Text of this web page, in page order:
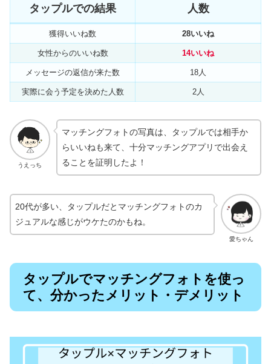
タップルでの結果 人数
獲得いいね数 28いいね
女性からのいいね数 14いいね
メッセージの返信が来た数 18人
実際に会う予定を決めた人数 2人
うえっち
マッチングフォトの写真は、タップルでは相手か
らいいねも来て、十分マッチングアプリで出会え
ることを証明したよ！
愛ちゃん
20代が多い、タップルだとマッチングフォトのカ
ジュアルな感じがウケたのかもね。
タップルでマッチングフォトを使っ
て、分かったメリット・デメリット